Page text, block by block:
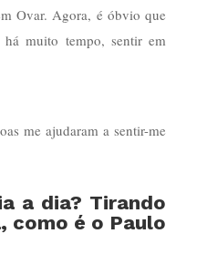
Ovar. Agora, é óbvio que
muito tempo, sentir em
me ajudaram a sentir-me
a dia? Tirando
como é o Paulo